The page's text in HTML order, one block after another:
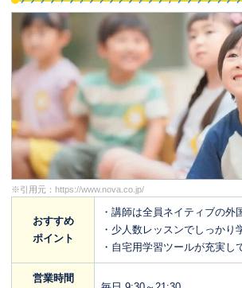
※引用元： https://www.nova.co.jp/
おすすめ
ポイント
・講師は全員ネイティブの外
・少人数レッスンでしっかり
・自宅用学習ツールが充実し
営業時間